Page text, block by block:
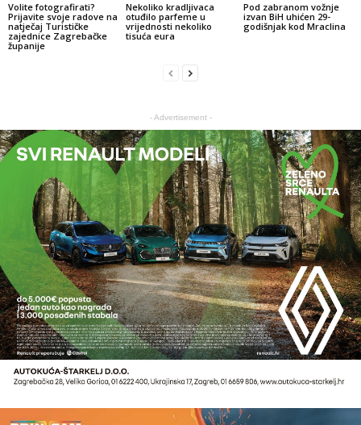
Volite fotografirati?
Prijavite svoje radove na
natječaj Turističke
zajednice Zagrebačke
županije
Nekoliko kradljivaca
otuđilo parfeme u
vrijednosti nekoliko
tisuća eura
Pod zabranom vožnje
izvan BiH uhićen 29-
godišnjak kod Mraclina
- Advertisement -